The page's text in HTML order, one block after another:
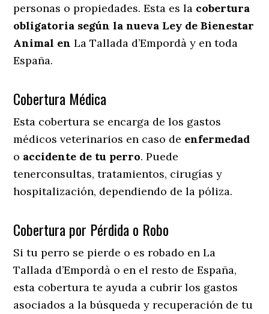
personas o propiedades. Esta es la cobertura
obligatoria según la nueva Ley de Bienestar
Animal enLa Tallada d’Empordà y en toda
España.
Cobertura Médica
Esta cobertura se encarga de los gastos
médicos veterinarios en caso de enfermedad
o accidente de tu perro. Puede
tenerconsultas, tratamientos, cirugías y
hospitalización, dependiendo de la póliza.
Cobertura por Pérdida o Robo
Si tu perro se pierde o es robado en La
Tallada d’Empordà o en el resto de España,
esta cobertura te ayuda a cubrir los gastos
asociados a la búsqueda y recuperación de tu